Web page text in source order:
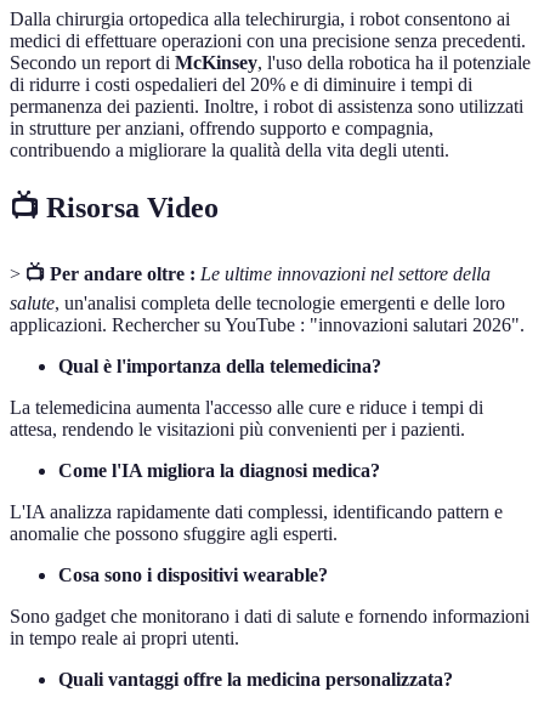
Dalla chirurgia ortopedica alla telechirurgia, i robot consentono ai
medici di effettuare operazioni con una precisione senza precedenti.
Secondo un report di McKinsey, l'uso della robotica ha il potenziale
di ridurre i costi ospedalieri del 20% e di diminuire i tempi di
permanenza dei pazienti. Inoltre, i robot di assistenza sono utilizzati
in strutture per anziani, offrendo supporto e compagnia,
contribuendo a migliorare la qualità della vita degli utenti.
📺 Risorsa Video
> 📺 Per andare oltre : Le ultime innovazioni nel settore della
salute, un'analisi completa delle tecnologie emergenti e delle loro
applicazioni. Rechercher su YouTube : "innovazioni salutari 2026".
Qual è l'importanza della telemedicina?
La telemedicina aumenta l'accesso alle cure e riduce i tempi di
attesa, rendendo le visitazioni più convenienti per i pazienti.
Come l'IA migliora la diagnosi medica?
L'IA analizza rapidamente dati complessi, identificando pattern e
anomalie che possono sfuggire agli esperti.
Cosa sono i dispositivi wearable?
Sono gadget che monitorano i dati di salute e fornendo informazioni
in tempo reale ai propri utenti.
Quali vantaggi offre la medicina personalizzata?